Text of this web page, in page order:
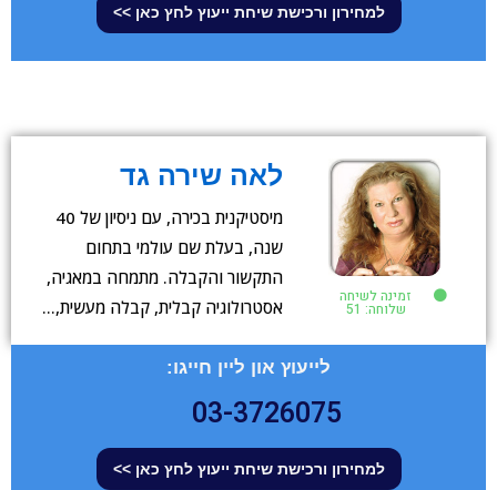
למחירון ורכישת שיחת ייעוץ לחץ כאן >>
זמינה לשיחה
שלוחה: 51
לאה שירה גד
מיסטיקנית בכירה, עם ניסיון של 40
שנה, בעלת שם עולמי בתחום
התקשור והקבלה. מתמחה במאגיה,
אסטרולוגיה קבלית, קבלה מעשית,…
לייעוץ און ליין חייגו:
03-3726075
למחירון ורכישת שיחת ייעוץ לחץ כאן >>